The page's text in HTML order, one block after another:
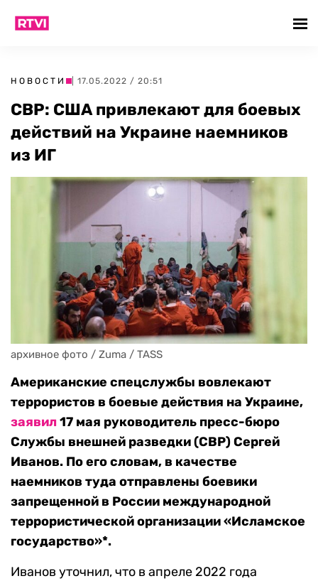
НОВОСТИ | 17.05.2022 / 20:51
СВР: США привлекают для боевых
действий на Украине наемников
из ИГ
архивное фото / Zuma / TASS
Американские спецслужбы вовлекают
террористов в боевые действия на Украине,
заявил17 мая руководитель пресс-бюро
Службы внешней разведки (СВР) Сергей
Иванов. По его словам, в качестве
наемников туда отправлены боевики
запрещенной в России международной
террористической организации «Исламское
государство»*.
Иванов уточнил, что в апреле 2022 года